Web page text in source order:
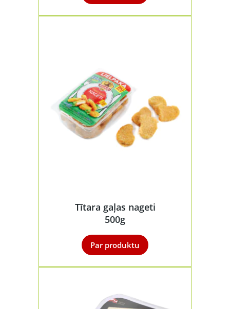
Tītara gaļas nageti
500g
Par produktu